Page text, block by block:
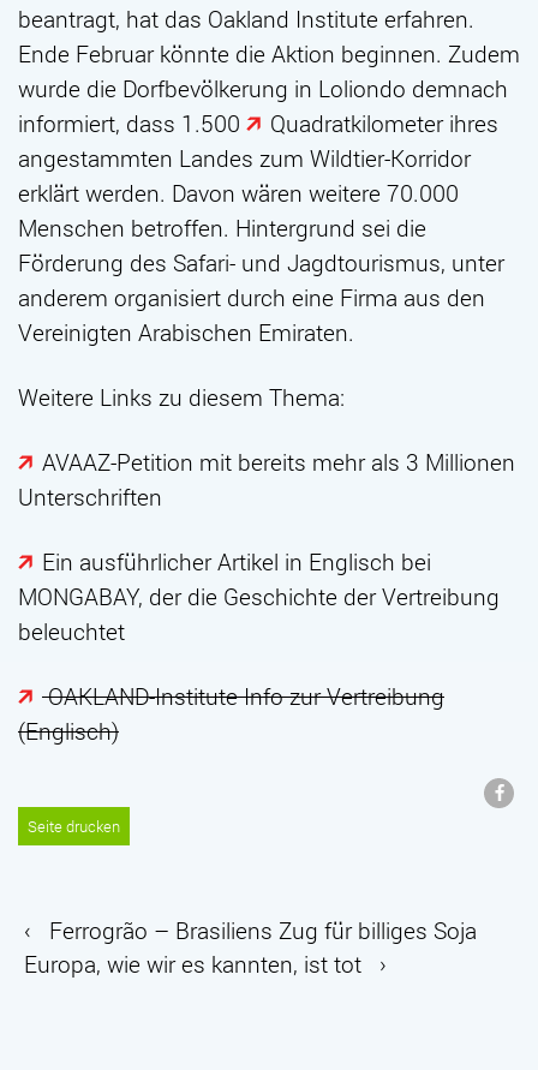
beantragt, hat das Oakland Institute erfahren.
Ende Februar könnte die Aktion beginnen. Zudem
wurde die Dorfbevölkerung in Loliondo demnach
informiert, dass 1.500 Quadratkilometerihres
angestammten Landes zum Wildtier-Korridor
erklärt werden. Davon wären weitere 70.000
Menschen betroffen. Hintergrund sei die
Förderung des Safari- und Jagdtourismus, unter
anderem organisiert durch eine Firma aus den
Vereinigten Arabischen Emiraten.
Weitere Links zu diesem Thema:
AVAAZ-Petition mit bereits mehr als 3 Millionen
Unterschriften
Ein ausführlicher Artikel in Englisch bei
MONGABAY, der die Geschichte der Vertreibung
beleuchtet
OAKLAND-Institute Info zur Vertreibung
(Englisch)
Seite drucken
‹
Ferrogrão – Brasiliens Zug für billiges Soja
Europa, wie wir es kannten, ist tot
›